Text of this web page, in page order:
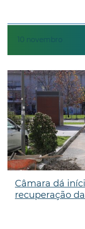
10 novembro
Câmara dá
recuperação